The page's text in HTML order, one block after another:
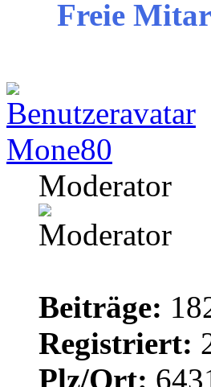
Freie
Mone80
Moderator
Beiträge:
Registriert:
Plz/Ort: